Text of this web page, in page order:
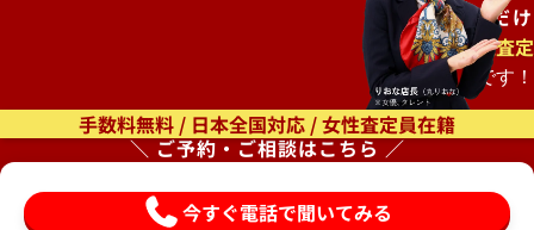
ご自宅で待つだけ
出張査定
もオススメです！
手数料無料 / 日本全国対応 / 女性査定員在籍
＼ ご予約・ご相談はこちら ／
今すぐ電話で聞いてみる